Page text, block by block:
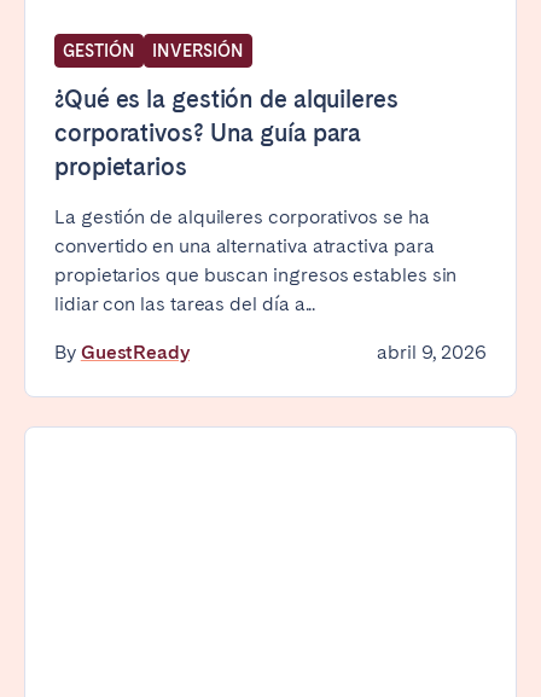
GESTIÓN INVERSIÓN
¿Qué es la gestión de alquileres
corporativos? Una guía para
propietarios
La gestión de alquileres corporativos se ha
convertido en una alternativa atractiva para
propietarios que buscan ingresos estables sin
lidiar con las tareas del día a...
By GuestReady abril 9, 2026